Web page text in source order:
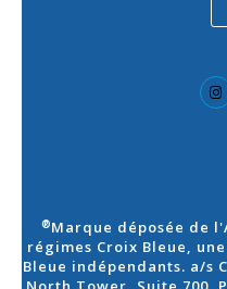
®Marque déposée de
régimes Croix Bleue,
Bleue indépendants. a/s